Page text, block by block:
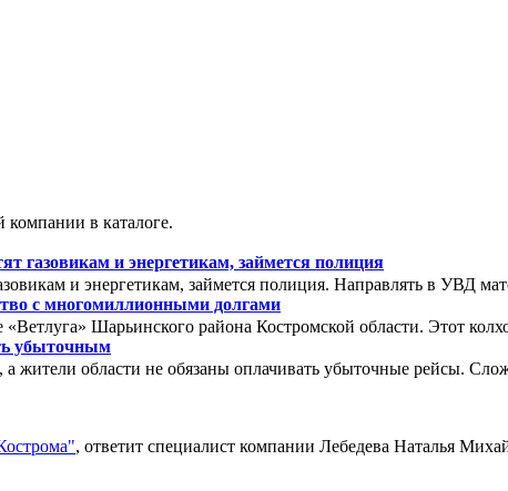
в каталоге.
газовикам и энергетикам, займется полиция
и энергетикам, займется полиция. Направлять в УВД
с многомиллионными долгами
Шарьинского района Костромской области. Этот
убыточным
жители области не обязаны оплачивать убыточные рейсы.
, ответит специалист компании Лебедева Наталья